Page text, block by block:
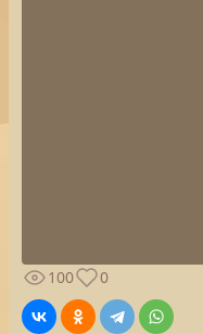
100
0